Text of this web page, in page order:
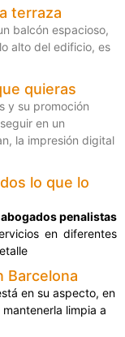
terraza
balcón espacioso,
alto del edificio, es
quieras
y su promoción
en un
la impresión digital
lo que lo
abogados penalistas
en diferentes
Barcelona
en su aspecto, en
limpia a